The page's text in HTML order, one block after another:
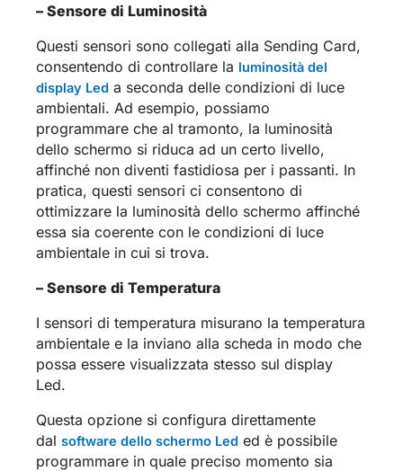
– Sensore di Luminosità
Questi sensori sono collegati alla Sending Card,
consentendo di controllare la luminosità del
display Led a seconda delle condizioni di luce
ambientali. Ad esempio, possiamo
programmare che al tramonto, la luminosità
dello schermo si riduca ad un certo livello,
affinché non diventi fastidiosa per i passanti. In
pratica, questi sensori ci consentono di
ottimizzare la luminosità dello schermo affinché
essa sia coerente con le condizioni di luce
ambientale in cui si trova.
– Sensore di Temperatura
I sensori di temperatura misurano la temperatura
ambientale e la inviano alla scheda in modo che
possa essere visualizzata stesso sul display
Led.
Questa opzione si configura direttamente
dalsoftware dello schermo Led ed è possibile
programmare in quale preciso momento sia